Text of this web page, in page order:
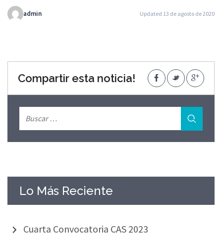
admin Updated 13 de agosto de 2020
Compartir esta noticia!
Lo Más Reciente
Cuarta Convocatoria CAS 2023